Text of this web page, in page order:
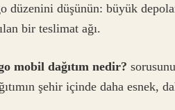
düzenini düşünün: büyük
bir teslimat ağı.
mobil dağıtım nedir?
şehir içinde daha esnek,